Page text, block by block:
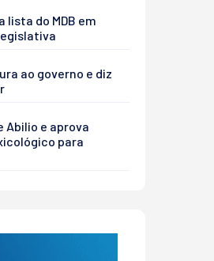
lista do MDB em
ao governo e diz
Abilio e aprova
para